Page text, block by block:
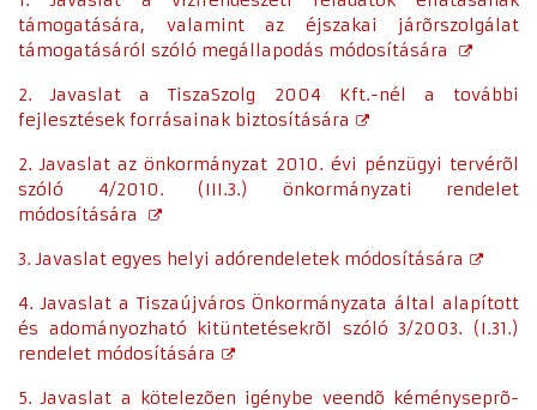
támogatására, valamint az éjszakai járõrszolgálat
támogatásáról szóló megállapodás módosítására
2. Javaslat a TiszaSzolg 2004 Kft.-nél a további
fejlesztések forrásainak biztosítására
2. Javaslat az önkormányzat 2010. évi pénzügyi tervérõl
szóló 4/2010. (III.3.) önkormányzati rendelet
módosítására
3. Javaslat egyes helyi adórendeletek módosítására
4. Javaslat a Tiszaújváros Önkormányzata által alapított
és adományozható kitüntetésekrõl szóló 3/2003. (I.31.)
rendelet módosítására
5. Javaslat a kötelezõen igénybe veendõ kéményseprõ-